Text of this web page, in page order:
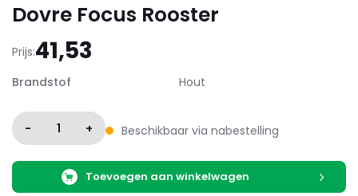
Dovre Focus Rooster
Prijs:41,53
Brandstof Hout
- 1 + Beschikbaar via nabestelling
Toevoegen aan winkelwagen